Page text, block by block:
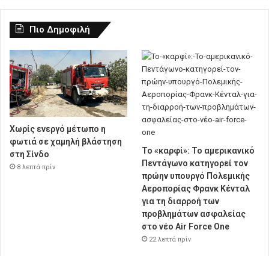
Πιο Δημοφιλή
Χωρίς ενεργό μέτωπο η
φωτιά σε χαμηλή βλάστηση
στη Σίνδο
8 λεπτά πρίν
Το «καρφί»: Το αμερικανικό
Πεντάγωνο κατηγορεί τον
πρώην υπουργό Πολεμικής
Αεροπορίας Φρανκ Κένταλ
για τη διαρροή των
προβλημάτων ασφαλείας
στο νέο Air Force One
22 λεπτά πρίν